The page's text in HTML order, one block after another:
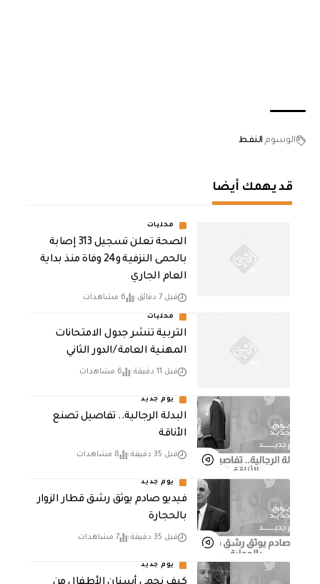
الوسوم النفط
قد يهمك أيضا
محليات
الصحة تعلن تسجيل 313 إصابة
بالحمى النزفية و24 وفاة منذ بداية
العام الجاري
قبل 7 دقائق 6 مشاهدات
محليات
التربية تنشر جدول الامتحانات
المهنية العامة /الدور الثاني
قبل 11 دقيقة 6 مشاهدات
يوم جديد
البدلة الرجالية.. تفاصيل تصنع
الأناقة
قبل 35 دقيقة 8 مشاهدات
يوم جديد
فيديو صادم يوثق رشق قطار الزوار
بالحجارة
قبل 35 دقيقة 7 مشاهدات
يوم جديد